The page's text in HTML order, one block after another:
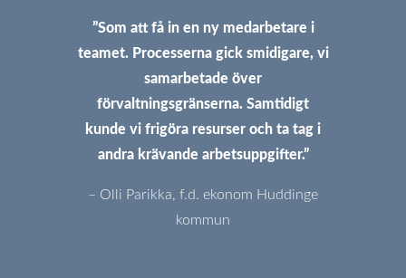
”Som att få in en ny medarbetare i
teamet. Processerna gick smidigare, vi
samarbetade över
förvaltningsgränserna. Samtidigt
kunde vi frigöra resurser och ta tag i
andra krävande arbetsuppgifter.”
– Olli Parikka, f.d. ekonom Huddinge
kommun